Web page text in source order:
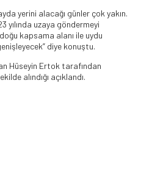
yerini alacağı günler çok yakın.
yılında uzaya göndermeyi
kapsama alanı ile uydu
diye konuştu.
Hüseyin Ertok tarafından
alındığı açıklandı.